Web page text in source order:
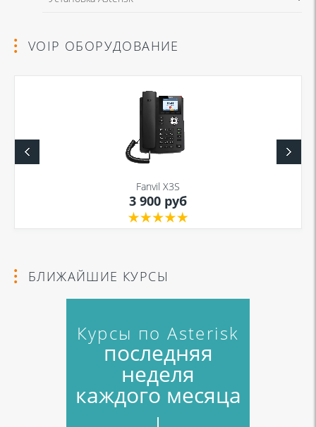
VOIP ОБОРУДОВАНИЕ
Fanvil X3S
3 900 руб
БЛИЖАЙШИЕ КУРСЫ
Курсы по Asterisk
последняя
неделя
каждого месяца